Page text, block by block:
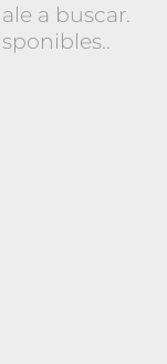
a buscar.